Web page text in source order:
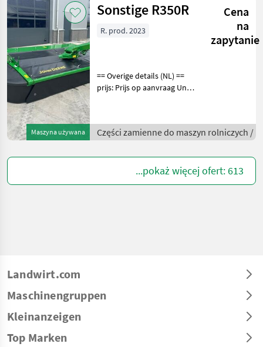
Maszyna używana
Sonstige R350R
Cena
na
zapytanie
R. prod. 2023
== Overige details (NL) ==
prijs: Prijs op aanvraag Unit:
Inclusief aftakas Inclusief
verticaal parkeerframe
Części zamienne do maszyn rolniczych /
...pokaż więcej ofert: 613
Landwirt.com
Maschinengruppen
Kleinanzeigen
Top Marken